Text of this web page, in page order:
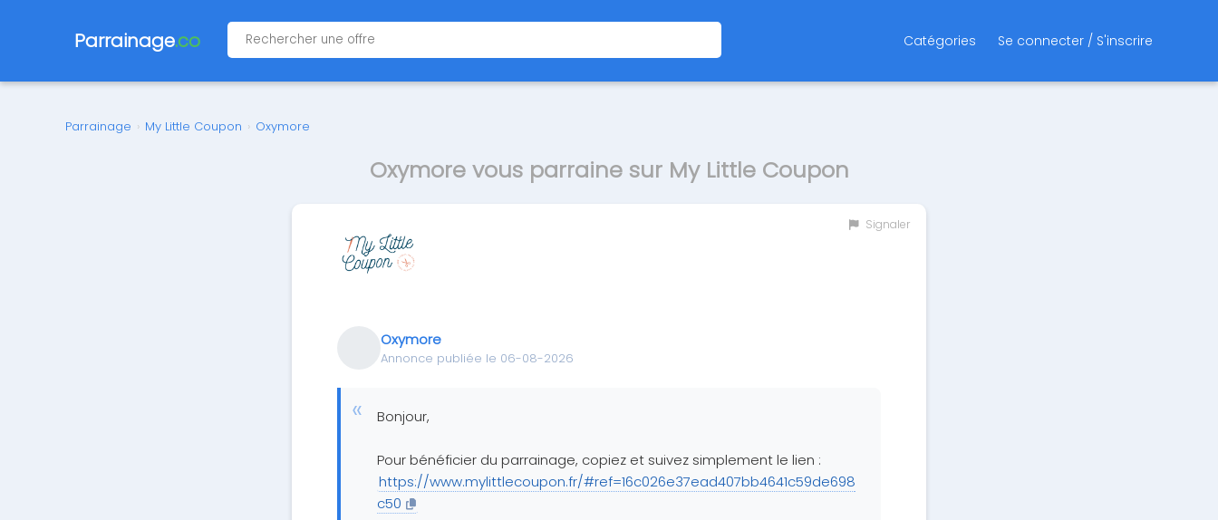
Parrainage.co Catégories Se connecter / S'inscrire
Parrainage › My Little Coupon › Oxymore
Oxymore vous parraine sur My Little Coupon
Signaler
Oxymore
Annonce publiée le 06-08-2026
Bonjour,
Pour bénéficier du parrainage, copiez et suivez simplement le lien :
https://www.mylittlecoupon.fr/#ref=16c026e37ead407bb4641c59de698
c50